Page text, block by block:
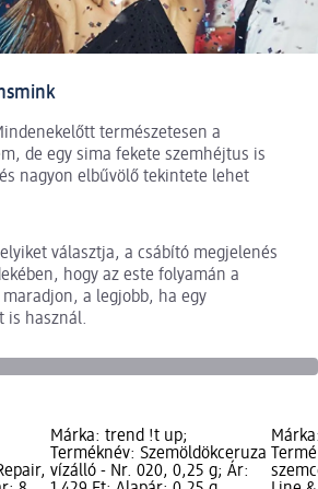
természetesen a
de egy sima fekete szemhéjtus is
nagyon elbűvölő tekintete lehet
választja, a csábító megjelenés
hogy az este folyamán a
a legjobb, ha egy
is használ.
Márka: trend !t up;
Terméknév: Szemöldökceruza
vízálló - Nr. 020, 0,25 g; Ár: